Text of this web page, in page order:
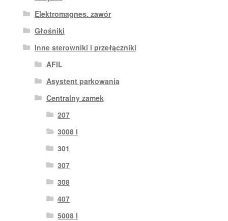
Elektromagnes. zawór
Głośniki
Inne sterowniki i przełączniki
AFIL
Asystent parkowania
Centralny zamek
207
3008 I
301
307
308
407
5008 I